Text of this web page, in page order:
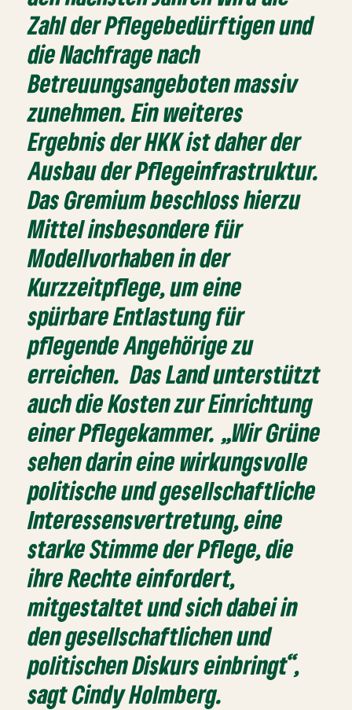
Zahl der Pflegebedürftigen und
die Nachfrage nach
Betreuungsangeboten massiv
zunehmen. Ein weiteres
Ergebnis der HKK ist daher der
Ausbau der Pflegeinfrastruktur.
Das Gremium beschloss hierzu
Mittel insbesondere für
Modellvorhaben in der
Kurzzeitpflege, um eine
spürbare Entlastung für
pflegende Angehörige zu
erreichen. Das Land unterstützt
auch die Kosten zur Einrichtung
einer Pflegekammer. „Wir Grüne
sehen darin eine wirkungsvolle
politische und gesellschaftliche
Interessensvertretung, eine
starke Stimme der Pflege, die
ihre Rechte einfordert,
mitgestaltet und sich dabei in
den gesellschaftlichen und
politischen Diskurs einbringt“,
sagt Cindy Holmberg.